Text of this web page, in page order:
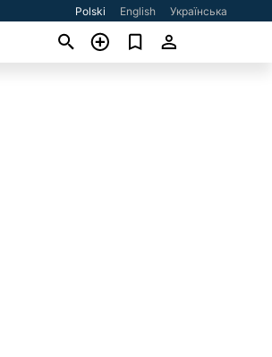
Polski English Українська